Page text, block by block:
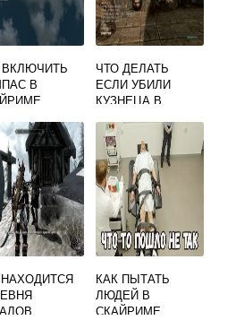
ВКЛЮЧИТЬ
В
ЧТО ДЕЛАТЬ
ЕСЛИ УБИЛИ
КУЗНЕЦА В
НАХОДИТСЯ
КАК ПЫТАТЬ
ЛЮДЕЙ В
СКАЙРИМЕ